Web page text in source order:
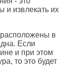
и извлекать их
в
Если
и при этом
то это будет